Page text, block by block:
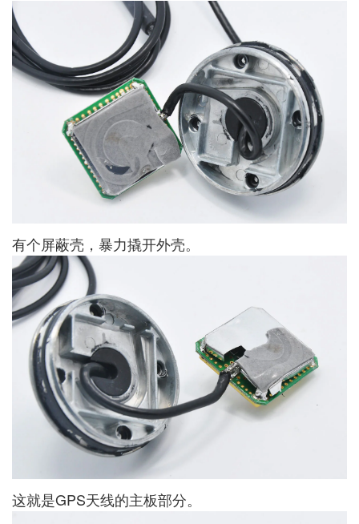
有个屏蔽壳，暴力撬开外壳。
这就是GPS天线的主板部分。